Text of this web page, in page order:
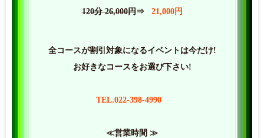
120分 26,000円⇒ 21,000円
全コースが割引対象になるイベントは今だけ!
お好きなコースをお選び下さい!
TEL.022-398-4990
≪営業時間 ≫